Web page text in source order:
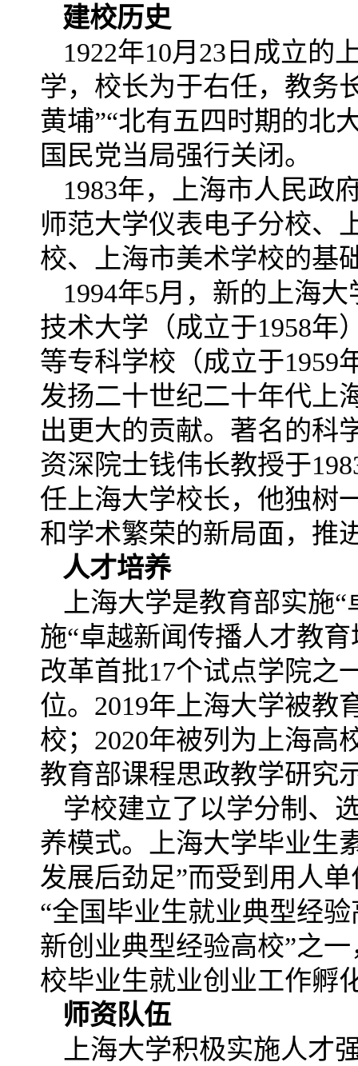
建校历史
1922年10月23日成立的
学，校长为于右任，教务
黄埔”“北有五四时期的北
国民党当局强行关闭。
1983年，上海市人民政
师范大学仪表电子分校、
校、上海市美术学校的基
1994年5月，新的上海
技术大学（成立于1958年
等专科学校（成立于1959
发扬二十世纪二十年代上
出更大的贡献。著名的科
资深院士钱伟长教授于
任上海大学校长，他独树
和学术繁荣的新局面，推
人才培养
上海大学是教育部实施
施“卓越新闻传播人才教
改革首批17个试点学院之
位。2019年上海大学被教
校；2020年被列为上海高
教育部课程思政教学研究
学校建立了以学分制、
养模式。上海大学毕业生
发展后劲足”而受到用人
“全国毕业生就业典型经
新创业典型经验高校”之一
校毕业生就业创业工作孵
师资队伍
上海大学积极实施人才